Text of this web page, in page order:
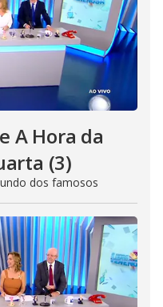
A Hora da
(3)
dos famosos